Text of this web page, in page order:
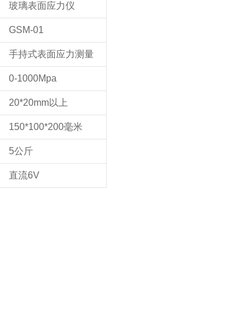
玻璃表面应力仪
GSM-01
手持式表面应力测量
0-1000Mpa
20*20mm以上
150*100*200毫米
5公斤
直流6V